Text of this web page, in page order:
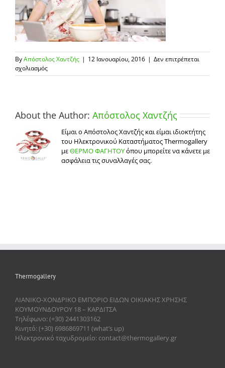
ByΑπόστολος Χαντζής | 12 Ιανουαρίου, 2016 | Δεν επιτρέπεται
σχολιασμόςστο
ΘΕΡΜΟ
1
About the Author: Απόστολος Χαντζής
Είμαι ο Απόστολος Χαντζής και είμαι ιδιοκτήτης
του Ηλεκτρονικού Καταστήματος Thermogallery
μεΘΕΡΜΟ ΦΑΓΗΤΟΥόπου μπορείτε να κάνετε με
ασφάλεια τις συναλλαγές σας.
Thermogallery
ΛΙΑΝΙΚΟ-ΧΟΝΔΡΙΚΟ ΕΜΠΟΡΙΟ ΕΙΔΩΝ ΟΙΚΙΑΚΗΣ ΧΡΗΣΗΣ
ΚΟΥΜΟΥΝΔΟΥΡΟΥ 18 – ΚΑΡΔΙΤΣΑ
Τηλέφωνο: (+30) 2441303162
Κινητό: (+30) 6986869711 (what’s up)
Ηλεκτρονικό ταχυδρομείο: contact@thermogallery.gr